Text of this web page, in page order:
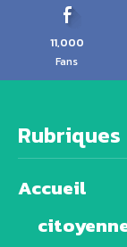
11,000
Fans
Rubriques
Accueil